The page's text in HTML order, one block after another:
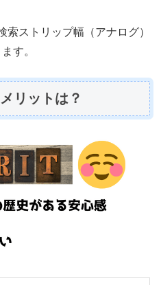
ストリップ幅（アナログ）
す。
リットは？